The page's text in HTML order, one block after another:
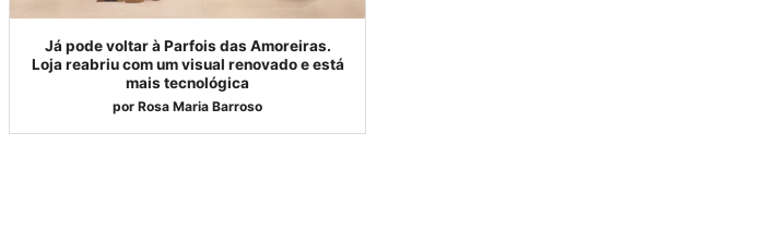
Já pode voltar à Parfois das Amoreiras.
Loja reabriu com um visual renovado e está
mais tecnológica
por Rosa Maria Barroso